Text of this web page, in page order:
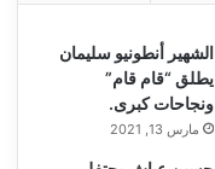
الشهير أنطونيو سليمان
يطلق “قام قام”
ونجاحات كبرى.
مارس 13, 2021